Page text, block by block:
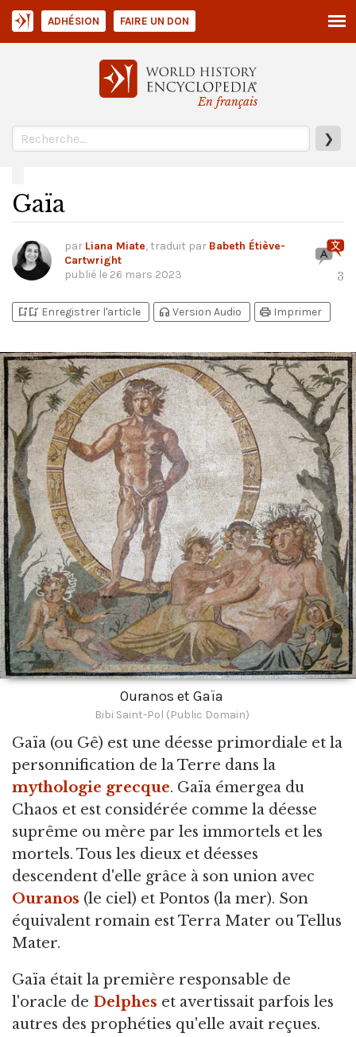
En français
❯
ADHÉSION FAIRE UN DON
Gaïa
par Liana Miate, traduit par Babeth Étiève-
Cartwright
publié le 26 mars 2023 3
bookmark_addbookmark_added Enregistrer l'article headphones Version Audio print Imprimer
Ouranos et Gaïa
Bibi Saint-Pol (Public Domain)
Gaïa (ou Gê) est une déesse primordiale et la
personnification de la Terre dans la
mythologie grecque. Gaïa émergea du
Chaos et est considérée comme la déesse
suprême ou mère par les immortels et les
mortels. Tous les dieux et déesses
descendent d'elle grâce à son union avec
Ouranos (le ciel) et Pontos (la mer). Son
équivalent romain est Terra Mater ou Tellus
Mater.
Gaïa était la première responsable de
l'oracle de Delphes et avertissait parfois les
autres des prophéties qu'elle avait reçues.